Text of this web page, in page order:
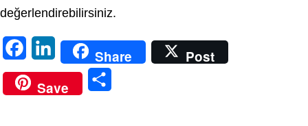
değerlendirebilirsiniz.
a
c
i
n
Share
Post
Save